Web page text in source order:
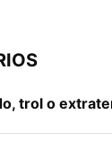
trol o